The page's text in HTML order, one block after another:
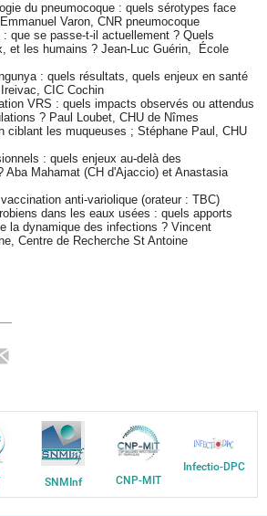
du pneumocoque : quels sérotypes face
Varon, CNR pneumocoque
que se passe-t-il actuellement ? Quels
et les humains ? Jean-Luc Guérin, École
: quels résultats, quels enjeux en santé
CIC Cochin
VRS : quels impacts observés ou attendus
? Paul Loubet, CHU de Nîmes
ciblant les muqueuses ; Stéphane Paul, CHU
: quels enjeux au-delà des
Aba Mahamat (CH d'Ajaccio) et Anastasia
anti-variolique (orateur : TBC)
dans les eaux usées : quels apports
la dynamique des infections ? Vincent
Centre de Recherche St Antoine
SNMInf CNP-MIT
Infectio-DPC